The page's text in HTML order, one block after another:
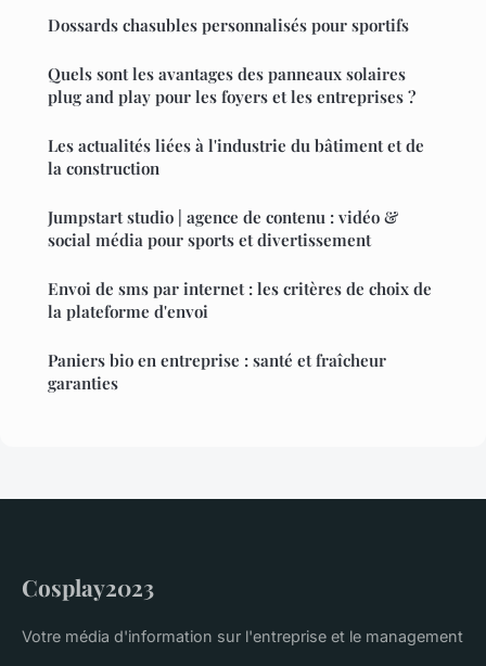
Dossards chasubles personnalisés pour sportifs
Quels sont les avantages des panneaux solaires
plug and play pour les foyers et les entreprises ?
Les actualités liées à l'industrie du bâtiment et de
la construction
Jumpstart studio | agence de contenu : vidéo &
social média pour sports et divertissement
Envoi de sms par internet : les critères de choix de
la plateforme d'envoi
Paniers bio en entreprise : santé et fraîcheur
garanties
Cosplay2023
Votre média d'information sur l'entreprise et le management